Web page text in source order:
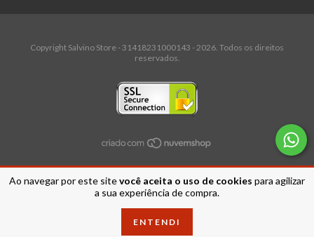
Ao navegar por este sitevocê aceita o uso de cookies para agilizar
a sua experiência de compra.
ENTENDI
Copyright Salvino Store - 31418231000143 - 2026. Todos os direitos
reservados.